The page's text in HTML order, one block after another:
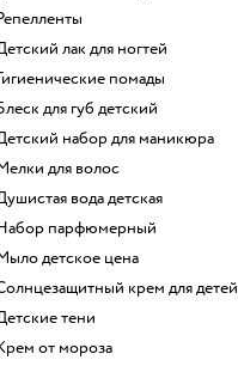
репелленты
детский лак для ногтей
гигиенические помады
блеск для губ детский
детский набор для маникюра
мелки для волос
душистая вода детская
набор парфюмерный
мыло детское цена
солнцезащитный крем для детей
детские тени
крем от мороза